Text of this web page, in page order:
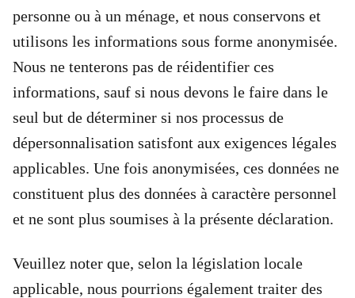
personne ou à un ménage, et nous conservons et
utilisons les informations sous forme anonymisée.
Nous ne tenterons pas de réidentifier ces
informations, sauf si nous devons le faire dans le
seul but de déterminer si nos processus de
dépersonnalisation satisfont aux exigences légales
applicables. Une fois anonymisées, ces données ne
constituent plus des données à caractère personnel
et ne sont plus soumises à la présente déclaration.
Veuillez noter que, selon la législation locale
applicable, nous pourrions également traiter des